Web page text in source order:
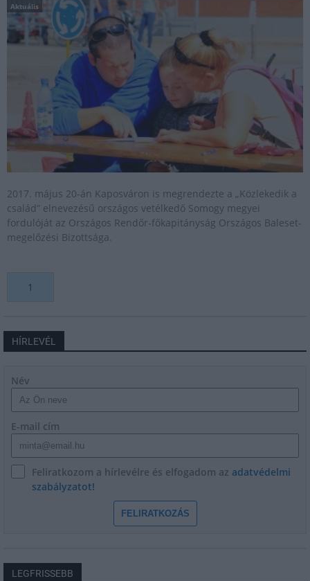
Aktuális
2017. május 20-án Kaposváron is megrendezte a „Közlekedik a
család” elnevezésű országos vetélkedő Somogy megyei
fordulóját az Országos Rendőr-főkapitányság Országos Baleset-
megelőzési Bizottsága.
1
HÍRLEVÉL
Név
E-mail cím
Feliratkozom a hírlevélre és elfogadom az adatvédelmi
szabályzatot!
FELIRATKOZÁS
LEGFRISSEBB